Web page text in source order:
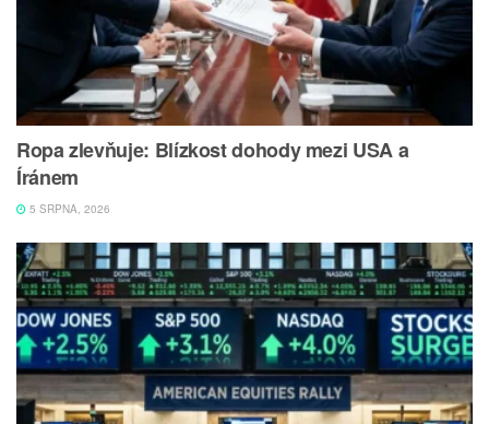
Ropa zlevňuje: Blízkost dohody mezi USA a
Íránem
5 SRPNA, 2026